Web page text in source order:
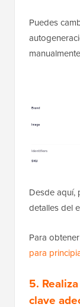
Puedes
Desde aquí,
detalles del
Para
para
5.
clave